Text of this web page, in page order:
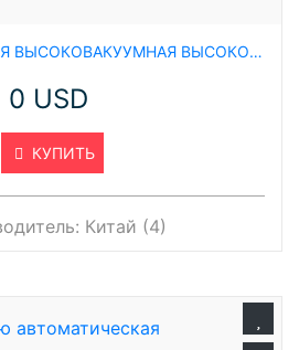
QBT-I ДВУХКАМЕРНАЯ ВЫСОКОВАКУУМНАЯ ВЫСОКОСКОРОСТНАЯ СИСТЕМА ИСПАРЕНИЯ
0 USD
КУПИТЬ
Китай (4)